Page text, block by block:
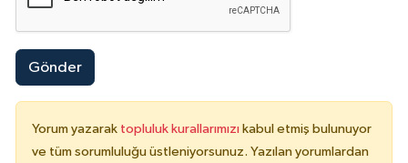
Gönder
Yorum yazarak topluluk kurallarımızı kabul etmiş bulunuyor
ve tüm sorumluluğu üstleniyorsunuz. Yazılan yorumlardan